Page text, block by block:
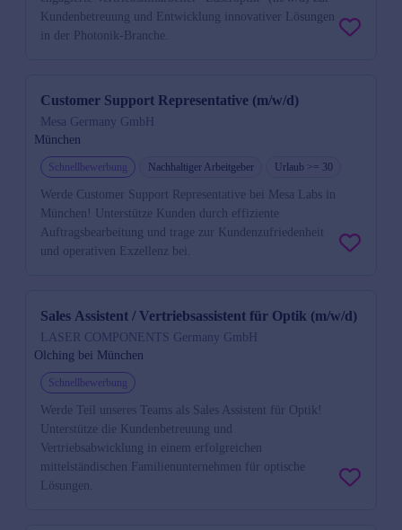
Kundenbetreuung und Entwicklung innovativer Lösungen
in der Photonik-Branche.
Customer Support Representative (m/w/d)
Mesa Germany GmbH
München
Schnellbewerbung Nachhaltiger Arbeitgeber Urlaub >= 30
Werde Customer Support Representative bei Mesa Labs in
München! Unterstütze Kunden durch effiziente
Auftragsbearbeitung und trage zur Kundenzufriedenheit
und operativen Exzellenz bei.
Sales Assistent / Vertriebsassistent für Optik (m/w/d)
LASER COMPONENTS Germany GmbH
Olching bei München
Schnellbewerbung
Werde Teil unseres Teams als Sales Assistent für Optik!
Unterstütze die Kundenbetreuung und
Vertriebsabwicklung in einem erfolgreichen
mittelständischen Familienunternehmen für optische
Lösungen.